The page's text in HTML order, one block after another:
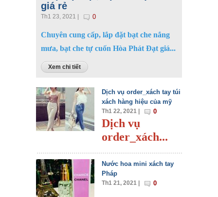
giá rẻ
Th1 23, 2021 | 0
Chuyên cung cấp, lắp đặt bạt che nắng
mưa, bạt che tự cuốn Hòa Phát Đạt giá...
Xem chi tiết
Dịch vụ order_xách tay túi
xách hàng hiệu của mỹ
Th1 22, 2021 | 0
Dịch vụ
order_xách...
Nước hoa mini xách tay
Pháp
Th1 21, 2021 | 0